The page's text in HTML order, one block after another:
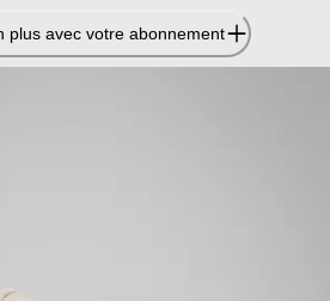
plus avec votre abonnement